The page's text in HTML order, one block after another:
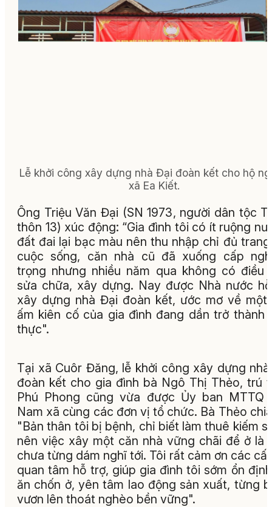
Lễ khởi công xây dựng nhà Đại đoàn kết cho hộ
xã Ea Kiết.
Ông Triệu Văn Đại (SN 1973, người dân tộc
thôn 13) xúc động: “Gia đình tôi có ít ruộng
đất đai lại bạc màu nên thu nhập chỉ đủ
cuộc sống, căn nhà cũ đã xuống cấp
trọng nhưng nhiều năm qua không có điều
sửa chữa, xây dựng. Nay được Nhà nước
xây dựng nhà Đại đoàn kết, ước mơ về một
ấm kiên cố của gia đình đang dần trở thành
thực".
Tại xã Cuôr Đăng, lễ khởi công xây dựng
đoàn kết cho gia đình bà Ngô Thị Thẻo, trú
Phú Phong cũng vừa được Ủy ban MTTQ
Nam xã cùng các đơn vị tổ chức. Bà Thẻo
"Bản thân tôi bị bệnh, chỉ biết làm thuê kiếm
nên việc xây một căn nhà vững chãi để ở là
chưa từng dám nghĩ tới. Tôi rất cảm ơn các
quan tâm hỗ trợ, giúp gia đình tôi sớm ổn
ăn chốn ở, yên tâm lao động sản xuất, từng
vươn lên thoát nghèo bền vững".